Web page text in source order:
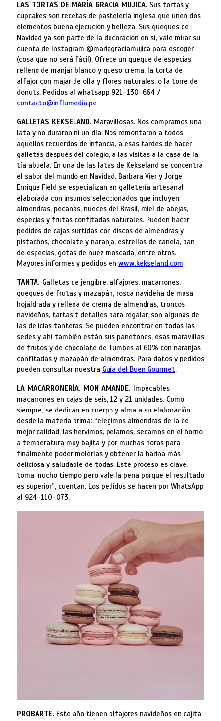
LAS TORTAS DE MARÍA GRACIA MUJICA. Sus tortas y
cupcakes son recetas de pastelería inglesa que unen dos
elementos buena ejecución y belleza. Sus queques de
Navidad ya son parte de la decoración en sí, vale mirar su
cuenta de Instagram @mariagraciamujica para escoger
(cosa que no será fácil). Ofrece un queque de especias
relleno de manjar blanco y queso crema, la torta de
alfajor con majar de olla y flores naturales, o la torre de
donuts. Pedidos al whatsapp 921-130-664 /
contacto@influmedia.pe
GALLETAS KEKSELAND. Maravillosas. Nos compramos una
lata y no duraron ni un día. Nos remontaron a todos
aquellos recuerdos de infancia, a esas tardes de hacer
galletas después del colegio, a las visitas a la casa de la
tía abuela. En una de las latas de Kekseland se concentra
el sabor del mundo en Navidad. Barbara Vier y Jorge
Enrique Field se especializan en galletería artesanal
elaborada con insumos seleccionados que incluyen
almendras, pecanas, nueces del Brasil, miel de abejas,
especias y frutas confitadas naturales. Pueden hacer
pedidos de cajas surtidas con discos de almendras y
pistachos, chocolate y naranja, estrellas de canela, pan
de especias, gotas de nuez moscada, entre otros.
Mayores informes y pedidos en www.kekseland.com.
TANTA. Galletas de jengibre, alfajores, macarrones,
queques de frutas y mazapán, rosca navideña de masa
hojaldrada y rellena de crema de almendras, troncos
navideños, tartas t detalles para regalar, son algunas de
las delicias tanteras. Se pueden encontrar en todas las
sedes y ahí también están sus panetones, esas maravillas
de frutos y de chocolate de Tumbes al 60% con naranjas
confitadas y mazapán de almendras. Para datos y pedidos
pueden consultar nuestra Guía del Buen Gourmet.
LA MACARRONERÍA. MON AMANDE.
Impecables
macarrones en cajas de seis, 12 y 21 unidades. Como
siempre, se dedican en cuerpo y alma a su elaboración,
desde la materia prima: “elegimos almendras de la de
mejor calidad, las hervimos, pelamos, secamos en el horno
a temperatura muy bajita y por muchas horas para
finalmente poder molerlas y obtener la harina más
deliciosa y saludable de todas. Este proceso es clave,
toma mucho tiempo pero vale la pena porque el resultado
es superior”, cuentan. Los pedidos se hacen por WhatsApp
al 924-110-073.
PROBARTE. Este año tienen alfajores navideños en cajita